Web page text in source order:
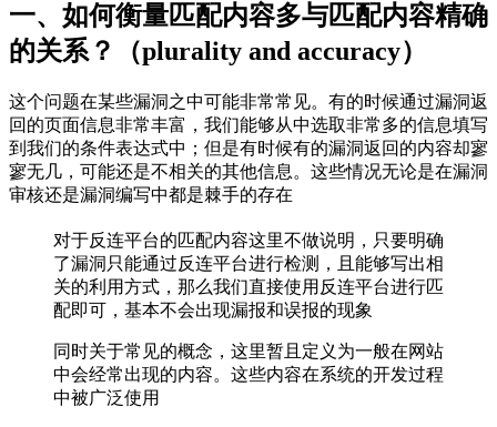
一、如何衡量匹配内容多与匹配内容精确
的关系？（plurality and accuracy）
这个问题在某些漏洞之中可能非常常见。有的时候通过漏洞返
回的页面信息非常丰富，我们能够从中选取非常多的信息填写
到我们的条件表达式中；但是有时候有的漏洞返回的内容却寥
寥无几，可能还是不相关的其他信息。这些情况无论是在漏洞
审核还是漏洞编写中都是棘手的存在
对于反连平台的匹配内容这里不做说明，只要明确
了漏洞只能通过反连平台进行检测，且能够写出相
关的利用方式，那么我们直接使用反连平台进行匹
配即可，基本不会出现漏报和误报的现象
同时关于常见的概念，这里暂且定义为一般在网站
中会经常出现的内容。这些内容在系统的开发过程
中被广泛使用